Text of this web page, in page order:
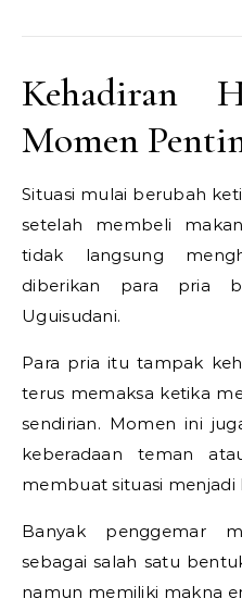
Kehadiran
Momen
Situasi mulai berubah
setelah membeli
tidak langsung
diberikan para pria
Uguisudani.
Para pria itu tampak
terus memaksa ketika
sendirian. Momen ini
keberadaan teman
membuat situasi
Banyak penggemar
sebagai salah satu
namun memiliki makna